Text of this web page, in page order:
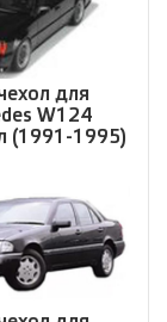
для
W124
(1991-1995)